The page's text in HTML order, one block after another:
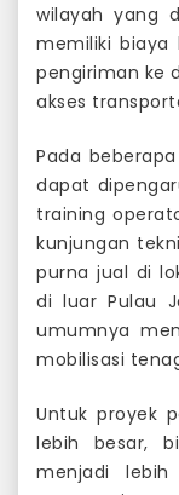
wilayah yang
memiliki biaya
pengiriman ke
akses
Pada
dapat
training
kunjungan
purna jual di
di luar Pulau
umumnya
mobilisasi
Untuk proyek
lebih besar,
menjadi lebih